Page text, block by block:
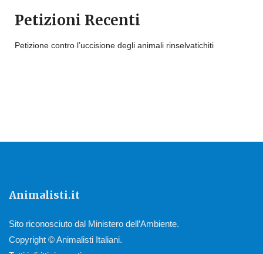
Petizioni Recenti
Petizione contro l’uccisione degli animali rinselvatichiti
Animalisti.it
Sito riconosciuto dal Ministero dell’Ambiente.
Copyright © Animalisti Italiani.